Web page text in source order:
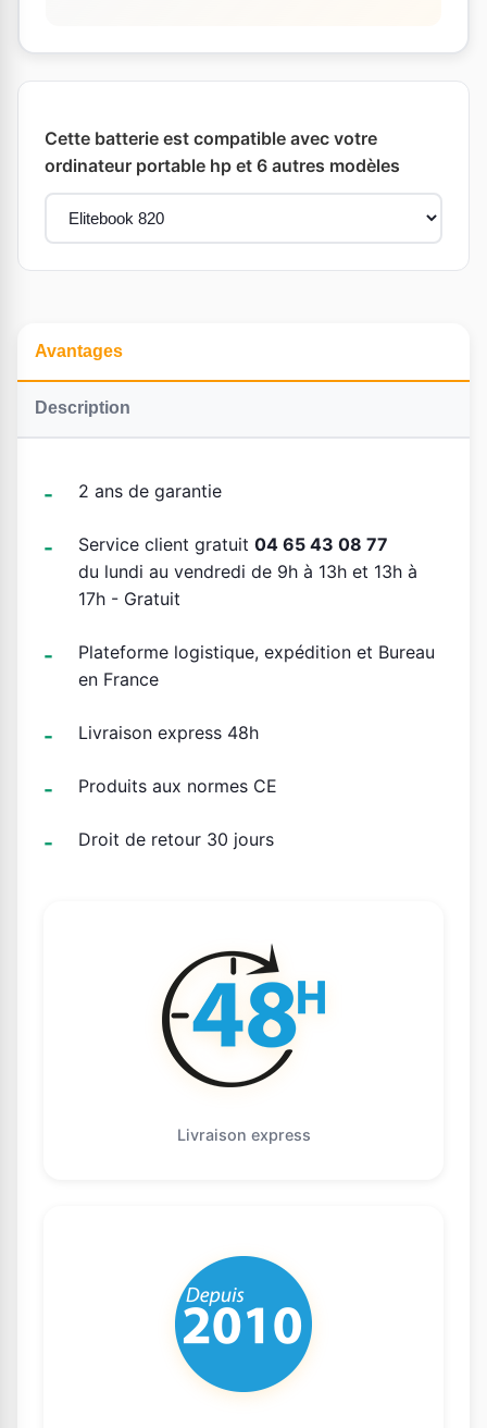
Cette batterie est compatible avec votre
ordinateur portable hp et 6 autres modèles
Avantages
Description
2 ans de garantie
Service client gratuit 04 65 43 08 77
du lundi au vendredi de 9h à 13h et 13h à
17h - Gratuit
Plateforme logistique, expédition et Bureau
en France
Livraison express 48h
Produits aux normes CE
Droit de retour 30 jours
Livraison express